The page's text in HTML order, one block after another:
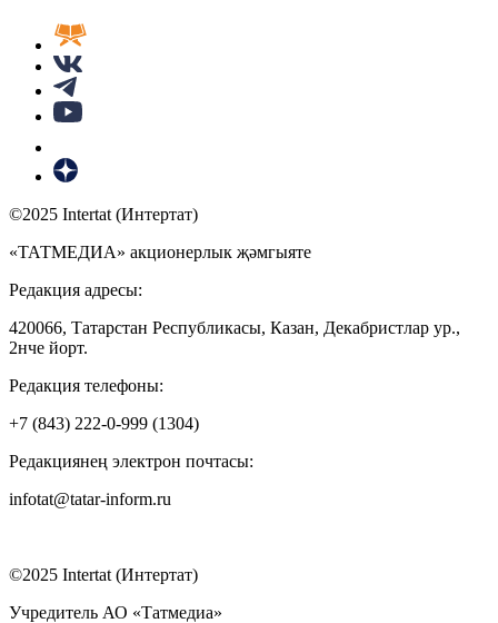
©2025 Intertat (Интертат)
«ТАТМЕДИА» акционерлык җәмгыяте
Редакция адресы:
420066, Татарстан Республикасы, Казан, Декабристлар ур.,
2нче йорт.
Редакция телефоны:
+7 (843) 222-0-999 (1304)
Редакциянең электрон почтасы:
infotat@tatar-inform.ru
©2025 Intertat (Интертат)
Учредитель АО «Татмедиа»